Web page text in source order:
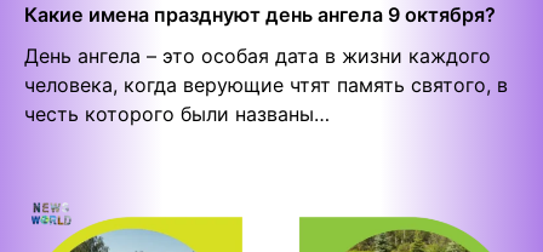
Какие имена празднуют день ангела 9 октября?
День ангела – это особая дата в жизни каждого
человека, когда верующие чтят память святого, в
честь которого были названы…